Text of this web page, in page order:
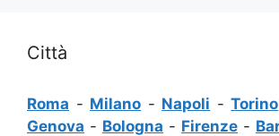
Città
Roma - Milano - Napoli -Torino
Genova - Bologna - Firenze -